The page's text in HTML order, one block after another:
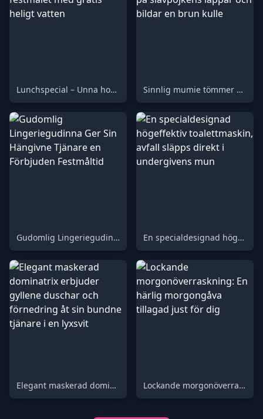
Lunchspecial – Unna honom det massiva festmålet med gratis heligt vatten Sinnlig mumie tömmer en enorm hög, allt fastnar på slavpojkens läppar och bildar en brun kulle
Gudomlig Lingeriegudinna Ger Sin Hängivne Tjänare en Förbjuden Festmåltid En specialdesignad högeffektiv toalettmaskin, avfall släpps direkt i undergivens mun
Elegant maskerad dominatrix erbjuder gyllene duschar och förnedring åt sin bundne tjänare i en lyxsvit Lockande morgonöverraskning: En härlig morgongåva tillagad just för dig